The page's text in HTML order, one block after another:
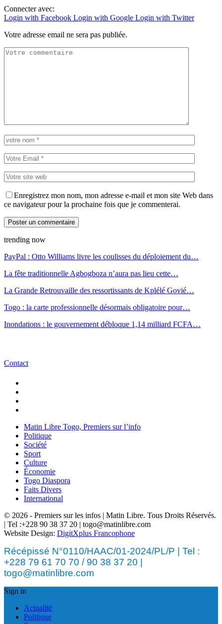
Connecter avec:
Login with Facebook Login with Google Login with Twitter
Votre adresse email ne sera pas publiée.
Enregistrez mon nom, mon adresse e-mail et mon site Web dans
ce navigateur pour la prochaine fois que je commenterai.
trending now
PayPal : Otto Williams livre les coulisses du déploiement du…
La fête traditionnelle Agbogboza n’aura pas lieu cette…
La Grande Retrouvaille des ressortissants de Kplélé Govié…
Togo : la carte professionnelle désormais obligatoire pour…
Inondations : le gouvernement débloque 1,14 milliard FCFA…
Contact
Matin Libre Togo, Premiers sur l’info
Politique
Société
Sport
Culture
Économie
Togo Diaspora
Faits Divers
International
© 2026 - Premiers sur les infos | Matin Libre. Tous Droits Réservés.
| Tel :+228 90 38 37 20 | togo@matinlibre.com
Website Design: DigitXplus Francophone
Récépissé N°0110/HAAC/01-2024/PL/P | Tel :
+228 79 61 70 70 / 90 38 37 20 |
togo@matinlibre.com
Sign in
Actualité
Politique